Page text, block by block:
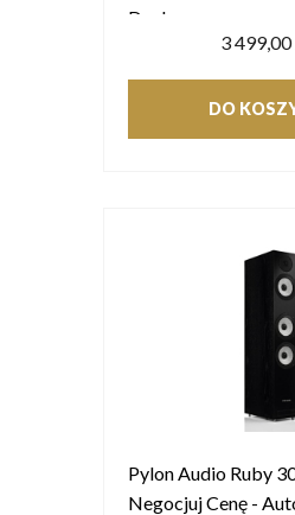
Dealer
3 499,00
DO
Pylon Audio Ruby
Negocjuj Cenę -